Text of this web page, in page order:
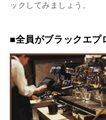
ックしてみましょう。
■全員がブラックエプ